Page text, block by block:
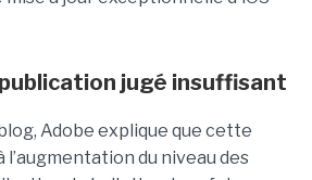
jugé insuffisant
Adobe explique que cette
du niveau des